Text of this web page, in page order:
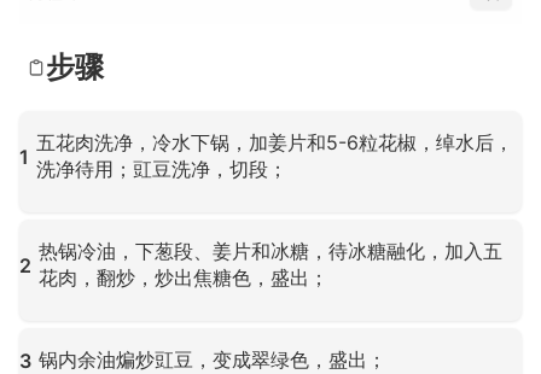
步骤
1
五花肉洗净，冷水下锅，加姜片和5-6粒花椒，绰水后，
洗净待用；豇豆洗净，切段；
2
热锅冷油，下葱段、姜片和冰糖，待冰糖融化，加入五
花肉，翻炒，炒出焦糖色，盛出；
3 锅内余油煸炒豇豆，变成翠绿色，盛出；